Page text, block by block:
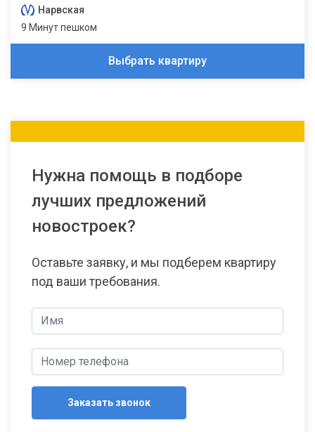
Нарвская
9 Минут пешком
Выбрать квартиру
Нужна помощь в подборе
лучших предложений
новостроек?
Оставьте заявку, и мы подберем квартиру
под ваши требования.
Заказать звонок